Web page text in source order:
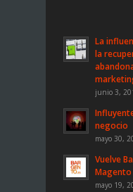
La
la
junio 3,
negocio
mayo 30,
Vuelve
mayo 19,